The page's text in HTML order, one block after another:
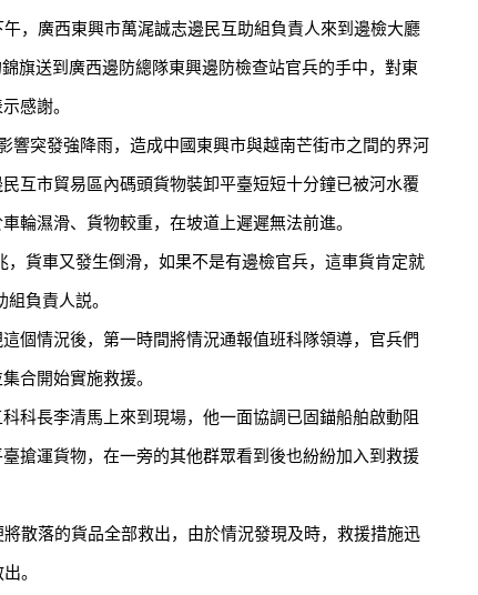
廣西東興市萬浘誠志邊民互助組負責人來到邊檢大廳
旗送到廣西邊防總隊東興邊防檢查站官兵的手中，對東
感謝。
突發強降雨，造成中國東興市與越南芒街市之間的界河
互市貿易區內碼頭貨物裝卸平臺短短十分鐘已被河水覆
輪濕滑、貨物較重，在坡道上遲遲無法前進。
貨車又發生倒滑，如果不是有邊檢官兵，這車貨肯定就
負責人説。
情況後，第一時間將情況通報值班科隊領導，官兵們
合開始實施救援。
長李清馬上來到現場，他一面協調已固錨船舶啟動阻
搶運貨物，在一旁的其他群眾看到後也紛紛加入到救援
落的貨品全部救出，由於情況發現及時，救援措施迅
。